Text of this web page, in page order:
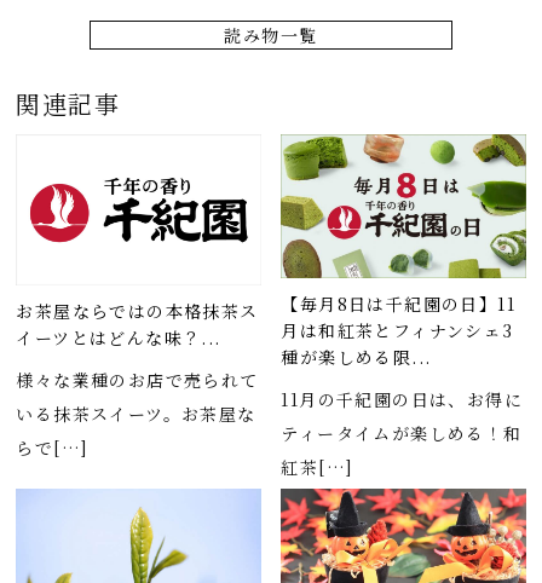
読み物一覧
関連記事
お茶屋ならではの本格抹茶ス
イーツとはどんな味？...
様々な業種のお店で売られて
いる抹茶スイーツ。お茶屋な
らで[…]
【毎月8日は千紀園の日】11
月は和紅茶とフィナンシェ3
種が楽しめる限...
11月の千紀園の日は、お得に
ティータイムが楽しめる！和
紅茶[…]